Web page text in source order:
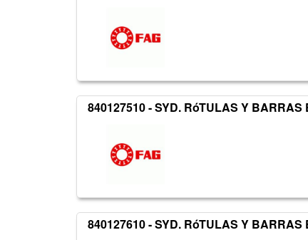
840127510 - SYD. RóTULAS Y
840127610 - SYD. RóTULAS Y